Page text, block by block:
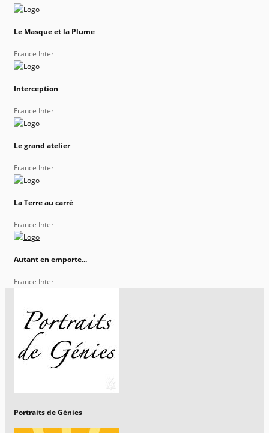
Le Masque et la Plume
France Inter
Interception
France Inter
Le grand atelier
France Inter
La Terre au carré
France Inter
Autant en emporte...
France Inter
Portraits de Génies